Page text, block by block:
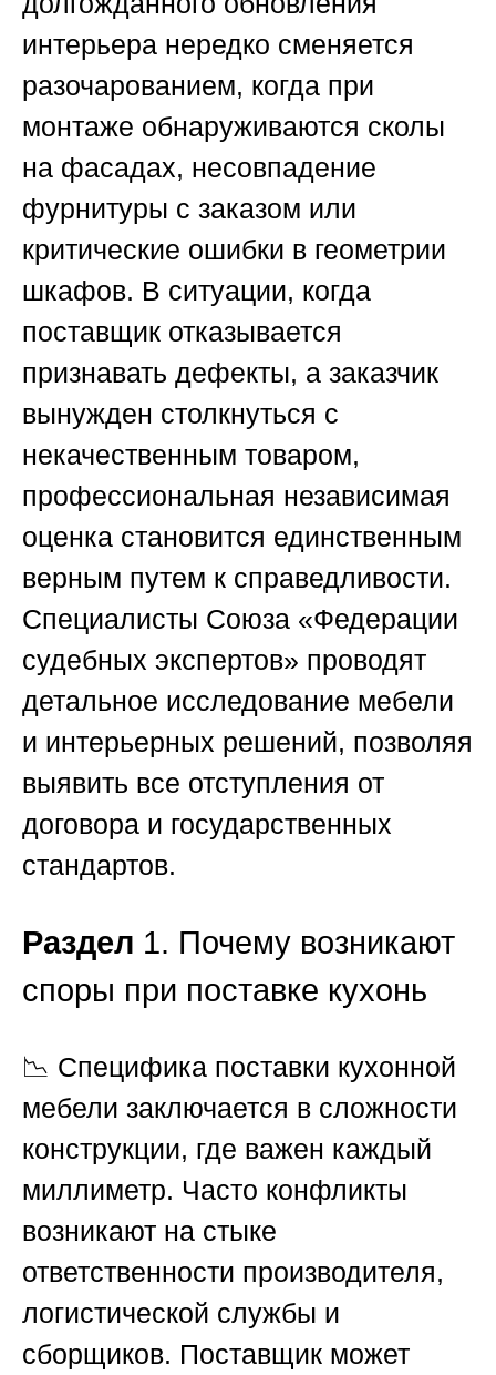
интерьера нередко сменяется
разочарованием, когда при
монтаже обнаруживаются сколы
на фасадах, несовпадение
фурнитуры с заказом или
критические ошибки в геометрии
шкафов. В ситуации, когда
поставщик отказывается
признавать дефекты, а заказчик
вынужден столкнуться с
некачественным товаром,
профессиональная независимая
оценка становится единственным
верным путем к справедливости.
Специалисты Союза «Федерации
судебных экспертов» проводят
детальное исследование мебели
и интерьерных решений, позволяя
выявить все отступления от
договора и государственных
стандартов.
Раздел 1. Почему возникают
споры при поставке кухонь
📉 Специфика поставки кухонной
мебели заключается в сложности
конструкции, где важен каждый
миллиметр. Часто конфликты
возникают на стыке
ответственности производителя,
логистической службы и
сборщиков. Поставщик может